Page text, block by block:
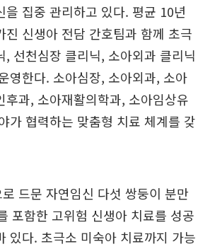
을 집중 관리하고 있다. 평균 10년
진 신생아 전담 간호팀과 함께 초극
, 선천심장 클리닉, 소아외과 클리닉
영한다. 소아심장, 소아외과, 소아
후과, 소아재활의학과, 소아임상유
가 협력하는 맞춤형 치료 체계를 갖
드문 자연임신 다섯 쌍둥이 분만
포함한 고위험 신생아 치료를 성공
있다. 초극소 미숙아 치료까지 가능